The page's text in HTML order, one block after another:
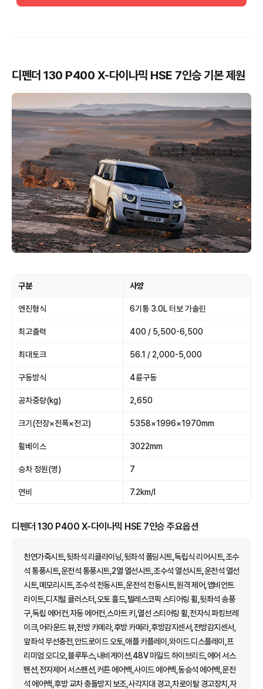
디펜더 130 P400 X-다이나믹 HSE 7인승 기본 제원
구분 사양
엔진형식 6기통 3.0L 터보 가솔린
최고출력 400 / 5,500-6,500
최대토크 56.1 / 2,000-5,000
구동방식 4륜구동
공차중량(kg) 2,650
크기(전장×전폭×전고) 5358×1996×1970mm
휠베이스 3022mm
승차 정원(명) 7
연비 7.2km/l
디펜더 130 P400 X-다이나믹 HSE 7인승 주요옵션
천연가죽시트,뒷좌석 리클라이닝,뒷좌석 폴딩시트,독립식 리어시트,조수
석 통풍시트,운전석 통풍시트,2열 열선시트,조수석 열선시트,운전석 열선
시트,메모리시트,조수석 전동시트,운전석 전동시트,원격 제어,앰비언트
라이트,디지털 클러스터,오토 홀드,텔레스코픽 스티어링 휠,뒷좌석 송풍
구,독립 에어컨,자동 에어컨,스마트 키,열선 스티어링 휠,전자식 파킹브레
이크,어라운드 뷰,전방 카메라,후방 카메라,후방감지센서,전방감지센서,
앞좌석 무선충전,안드로이드 오토,애플 카플레이,와이드 디스플레이,프
리미엄 오디오,블루투스,내비게이션,48V 마일드 하이브리드,에어 서스
펜션,전자제어 서스펜션,커튼 에어백,사이드 에어백,동승석 에어백,운전
석 에어백,후방 교차 충돌방지 보조,사각지대 경고,차로이탈 경고장치,자